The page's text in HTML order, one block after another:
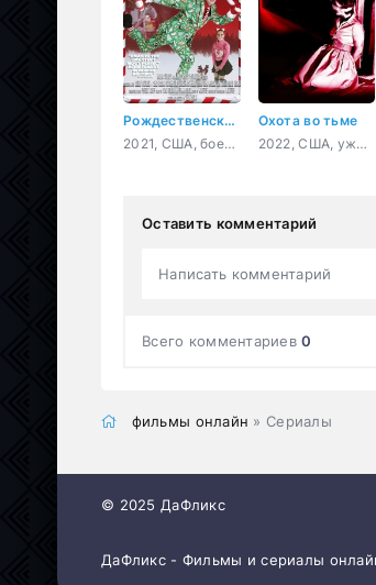
Рождественский чудак
2021, США, боевик, комедия
Охота во тьме
2022, США, ужасы
Оставить комментарий
Написать комментарий
Всего комментариев0
фильмы онлайн » Сериалы
© 2025 ДаФликс
ДаФликс - Фильмы и сериалы